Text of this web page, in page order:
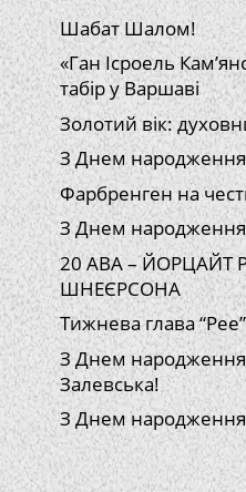
Шабат Шалом!
«Ган Ісроель
табір у Варшаві
Золотий вік:
З Днем
Фарбренген на
З Днем
20 АВА – ЙОРЦАЙТ
ШНЕЄРСОНА
Тижнева глава “Рее”
З Днем
Залевська!
З Днем народження,